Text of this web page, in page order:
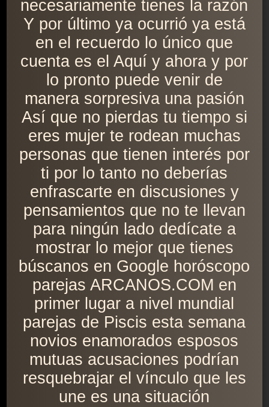
necesariamente tienes la razón
Y por último ya ocurrió ya está
en el recuerdo lo único que
cuenta es el Aquí y ahora y por
lo pronto puede venir de
manera sorpresiva una pasión
Así que no pierdas tu tiempo si
eres mujer te rodean muchas
personas que tienen interés por
ti por lo tanto no deberías
enfrascarte en discusiones y
pensamientos que no te llevan
para ningún lado dedícate a
mostrar lo mejor que tienes
búscanos en Google horóscopo
parejas ARCANOS.COM en
primer lugar a nivel mundial
parejas de Piscis esta semana
novios enamorados esposos
mutuas acusaciones podrían
resquebrajar el vínculo que les
une es una situación